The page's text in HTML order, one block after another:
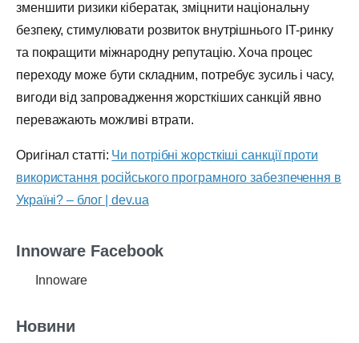
зменшити ризики кібератак, зміцнити національну
безпеку, стимулювати розвиток внутрішнього ІТ-ринку
та покращити міжнародну репутацію. Хоча процес
переходу може бути складним, потребує зусиль і часу,
вигоди від запровадження жорсткіших санкцій явно
переважають можливі втрати.
Оригінал статті: Чи потрібні жорсткіші санкції проти
використання російського програмного забезпечення в
Україні? – блог | dev.ua
Innoware Facebook
Innoware
Новини